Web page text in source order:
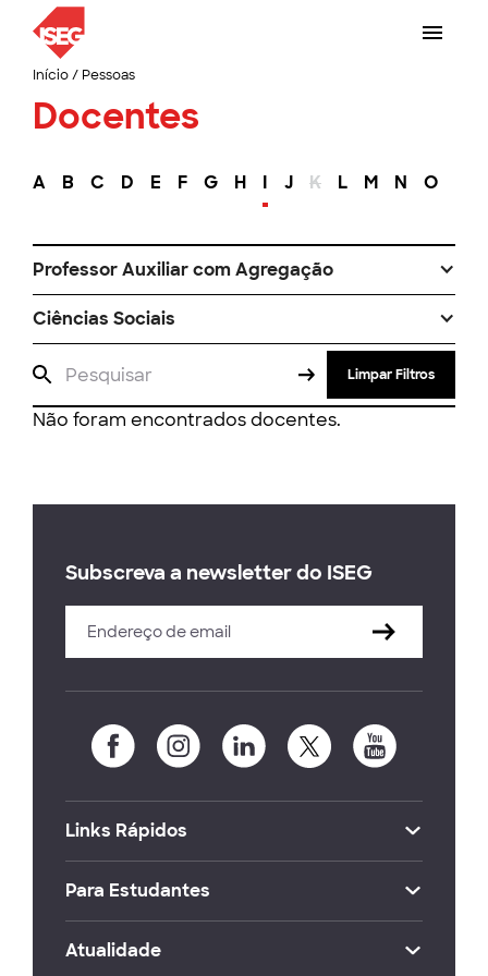
Início/ Pessoas
Docentes
A B C D E F G H I J K L M N O
Professor Auxiliar com Agregação
Ciências Sociais
Limpar Filtros
Não foram encontrados docentes.
Subscreva a newsletter do ISEG
Links Rápidos
Para Estudantes
Atualidade